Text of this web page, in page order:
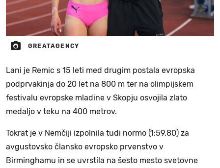
GREATAGENCY
Lani je Remic s 15 leti med drugim postala evropska
podprvakinja do 20 let na 800 m ter na olimpijskem
festivalu evropske mladine v Skopju osvojila zlato
medaljo v teku na 400 metrov.
Tokrat je v Nemčiji izpolnila tudi normo (1:59,80) za
avgustovsko člansko evropsko prvenstvo v
Birminghamu in se uvrstila na šesto mesto svetovne